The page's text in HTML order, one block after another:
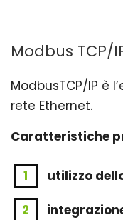
Modbus TCP/
ModbusTCP/IP è
rete Ethernet.
Caratteristiche
utilizzo